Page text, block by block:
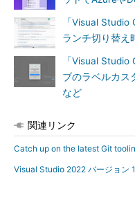
「Visual
ランチ切り替え
「Visual
ブのラベルカス
など
関連リンク
Catch up on the latest Git
Visual Studio 2022 バージョン